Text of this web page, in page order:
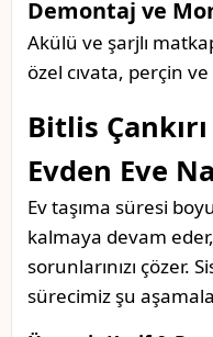
Demontaj ve
Akülü ve şarjlı
özel cıvata, perçin
Bitlis
Evden Eve
Ev taşıma süresi
kalmaya devam
sorunlarınızı çözer.
sürecimiz şu